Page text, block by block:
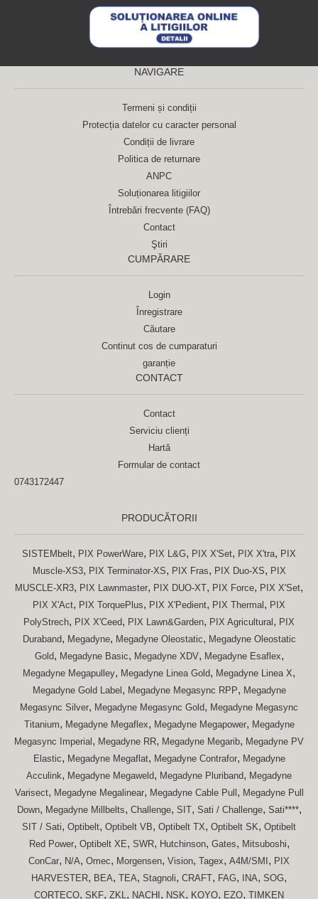
NAVIGARE
Termeni și condiții
Protecția datelor cu caracter personal
Condiții de livrare
Politica de returnare
ANPC
Soluționarea litigiilor
Întrebări frecvente (FAQ)
Contact
Ştiri
CUMPĂRARE
Login
Înregistrare
Căutare
Continut cos de cumparaturi
garanție
CONTACT
Contact
Serviciu clienți
Hartă
Formular de contact
0743172447
PRODUCĂTORII
SISTEMbelt, PIX PowerWare, PIX L&G, PIX X'Set, PIX X'tra, PIX
Muscle-XS3, PIX Terminator-XS, PIX Fras, PIX Duo-XS, PIX
MUSCLE-XR3, PIX Lawnmaster, PIX DUO-XT, PIX Force, PIX X'Set,
PIX X'Act, PIX TorquePlus, PIX X'Pedient, PIX Thermal, PIX
PolyStrech, PIX X'Ceed, PIX Lawn&Garden, PIX Agricultural, PIX
Duraband, Megadyne, Megadyne Oleostatic, Megadyne Oleostatic
Gold, Megadyne Basic, Megadyne XDV, Megadyne Esaflex,
Megadyne Megapulley, Megadyne Linea Gold, Megadyne Linea X,
Megadyne Gold Label, Megadyne Megasync RPP, Megadyne
Megasync Silver, Megadyne Megasync Gold, Megadyne Megasync
Titanium, Megadyne Megaflex, Megadyne Megapower, Megadyne
Megasync Imperial, Megadyne RR, Megadyne Megarib, Megadyne PV
Elastic, Megadyne Megaflat, Megadyne Contrafor, Megadyne
Acculink, Megadyne Megaweld, Megadyne Pluriband, Megadyne
Varisect, Megadyne Megalinear, Megadyne Cable Pull, Megadyne Pull
Down, Megadyne Millbelts, Challenge, SIT, Sati / Challenge, Sati****,
SIT / Sati, Optibelt, Optibelt VB, Optibelt TX, Optibelt SK, Optibelt
Red Power, Optibelt XE, SWR, Hutchinson, Gates, Mitsuboshi,
ConCar, N/A, Omec, Morgensen, Vision, Tagex, A4M/SMI, PIX
HARVESTER, BEA, TEA, Stagnoli, CRAFT, FAG, INA, SOG,
CORTECO, SKF, ZKL , NACHI, NSK, KOYO, EZO, TIMKEN